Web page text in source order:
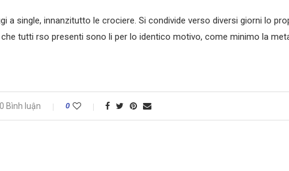
a single, innanzitutto le crociere. Si condivide verso diversi giorni lo
tutti rso presenti sono li per lo identico motivo, come minimo la
0 Bình luận 0